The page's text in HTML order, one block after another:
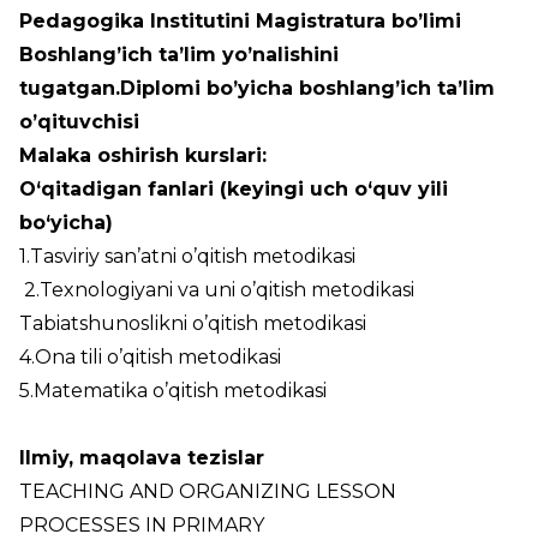
Pedagogika Institutini Magistratura bo’limi
Boshlang’ich ta’lim yo’nalishini
tugatgan.Diplomi bo’yicha boshlang’ich ta’lim
o’qituvchisi
Malaka oshirish kurslari:
O‘qitadigan fanlari (keyingi uch o‘quv yili
bo‘yicha)
1.Tasviriy san’atni o’qitish metodikasi
2.Texnologiyani va uni o’qitish metodikasi
Tabiatshunoslikni o’qitish metodikasi
4.Ona tili o’qitish metodikasi
5.Matematika o’qitish metodikasi
Ilmiy, maqolava tezislar
TEACHING AND ORGANIZING LESSON
PROCESSES IN PRIMARY